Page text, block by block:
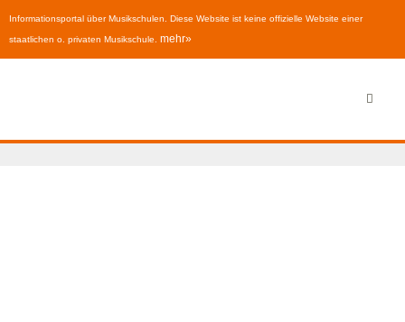
Informationsportal über Musikschulen. Diese Website ist keine offizielle Website einer
staatlichen o. privaten Musikschule. mehr»